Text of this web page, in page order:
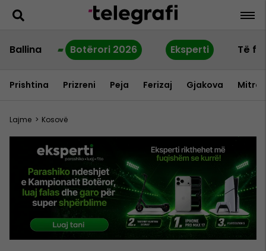
Ballina Botërori 2026 Eksperti Të
Prishtina Prizreni Peja Ferizaj Gjakova
Lajme > Kosovë